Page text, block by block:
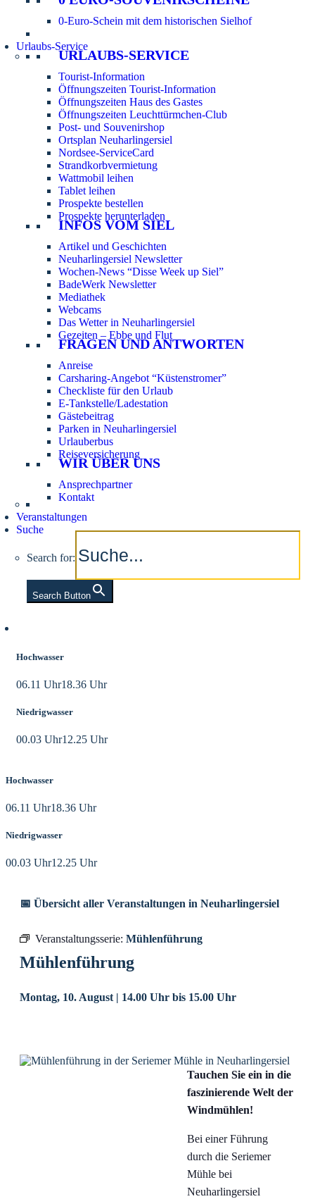
0-Euro-Schein mit dem historischen Sielhof
Urlaubs-Service
URLAUBS-SERVICE
Tourist-Information
Öffnungszeiten Tourist-Information
Öffnungszeiten Haus des Gastes
Öffnungszeiten Leuchttürmchen-Club
Post- und Souvenirshop
Ortsplan Neuharlingersiel
Nordsee-ServiceCard
Strandkorbvermietung
Wattmobil leihen
Tablet leihen
Prospekte bestellen
Prospekte herunterladen
INFOS VOM SIEL
Artikel und Geschichten
Neuharlingersiel Newsletter
Wochen-News “Disse Week up Siel”
BadeWerk Newsletter
Mediathek
Webcams
Das Wetter in Neuharlingersiel
Gezeiten – Ebbe und Flut
FRAGEN UND ANTWORTEN
Anreise
Carsharing-Angebot “Küstenstromer”
Checkliste für den Urlaub
E-Tankstelle/Ladestation
Gästebeitrag
Parken in Neuharlingersiel
Urlauberbus
Reiseversicherung
WIR ÜBER UNS
Ansprechpartner
Kontakt
Veranstaltungen
Suche
Search for:
Search Button
Hochwasser
06.11 Uhr18.36 Uhr
Niedrigwasser
00.03 Uhr12.25 Uhr
Hochwasser
06.11 Uhr18.36 Uhr
Niedrigwasser
00.03 Uhr12.25 Uhr
📅 Übersicht aller Veranstaltungen in Neuharlingersiel
Veranstaltungsserie: Mühlenführung
Mühlenführung
Montag, 10. August | 14.00 Uhr bis 15.00 Uhr
Tauchen Sie ein in die
faszinierende Welt der
Windmühlen!
Bei einer Führung
durch die Seriemer
Mühle bei
Neuharlingersiel